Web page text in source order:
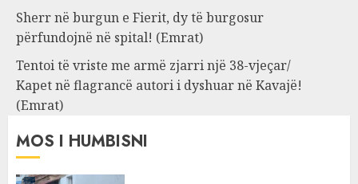
Sherr në burgun e Fierit, dy të burgosur
përfundojnë në spital! (Emrat)
Tentoi të vriste me armë zjarri një 38-vjeçar/
Kapet në flagrancë autori i dyshuar në Kavajë!
(Emrat)
MOS I HUMBISNI